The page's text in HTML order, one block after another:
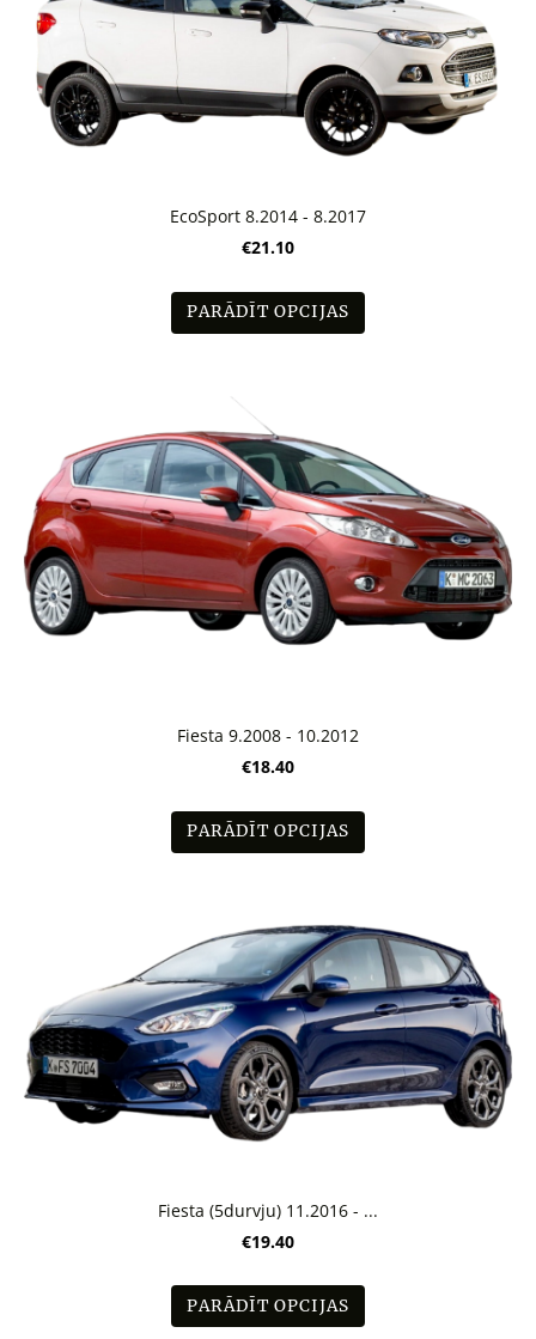
EcoSport 8.2014 - 8.2017
€21.10
PARĀDĪT OPCIJAS
Fiesta 9.2008 - 10.2012
€18.40
PARĀDĪT OPCIJAS
Fiesta (5durvju) 11.2016 - ...
€19.40
PARĀDĪT OPCIJAS